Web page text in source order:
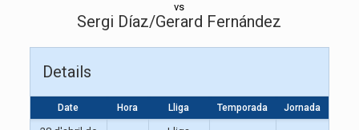
vs
Sergi Díaz/Gerard Fernández
Details
Date Hora Lliga Temporada Jornada